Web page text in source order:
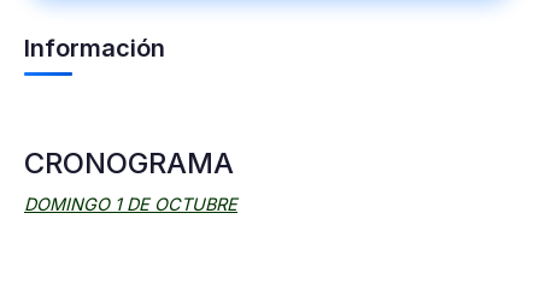
Información
CRONOGRAMA
DOMINGO 1 DE OCTUBRE